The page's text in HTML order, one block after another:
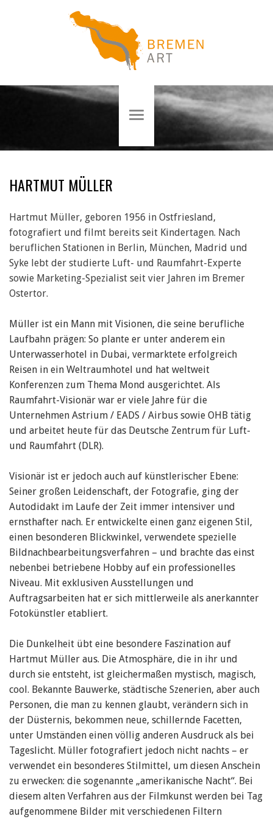
HARTMUT MÜLLER
Hartmut Müller, geboren 1956 in Ostfriesland,
fotografiert und filmt bereits seit Kindertagen. Nach
beruflichen Stationen in Berlin, München, Madrid und
Syke lebt der studierte Luft- und Raumfahrt-Experte
sowie Marketing-Spezialist seit vier Jahren im Bremer
Ostertor.
Müller ist ein Mann mit Visionen, die seine berufliche
Laufbahn prägen: So plante er unter anderem ein
Unterwasserhotel in Dubai, vermarktete erfolgreich
Reisen in ein Weltraumhotel und hat weltweit
Konferenzen zum Thema Mond ausgerichtet. Als
Raumfahrt-Visionär war er viele Jahre für die
Unternehmen Astrium / EADS / Airbus sowie OHB tätig
und arbeitet heute für das Deutsche Zentrum für Luft-
und Raumfahrt (DLR).
Visionär ist er jedoch auch auf künstlerischer Ebene:
Seiner großen Leidenschaft, der Fotografie, ging der
Autodidakt im Laufe der Zeit immer intensiver und
ernsthafter nach. Er entwickelte einen ganz eigenen Stil,
einen besonderen Blickwinkel, verwendete spezielle
Bildnachbearbeitungsverfahren – und brachte das einst
nebenbei betriebene Hobby auf ein professionelles
Niveau. Mit exklusiven Ausstellungen und
Auftragsarbeiten hat er sich mittlerweile als anerkannter
Fotokünstler etabliert.
Die Dunkelheit übt eine besondere Faszination auf
Hartmut Müller aus. Die Atmosphäre, die in ihr und
durch sie entsteht, ist gleichermaßen mystisch, magisch,
cool. Bekannte Bauwerke, städtische Szenerien, aber auch
Personen, die man zu kennen glaubt, verändern sich in
der Düsternis, bekommen neue, schillernde Facetten,
unter Umständen einen völlig anderen Ausdruck als bei
Tageslicht. Müller fotografiert jedoch nicht nachts – er
verwendet ein besonderes Stilmittel, um diesen Anschein
zu erwecken: die sogenannte „amerikanische Nacht“. Bei
diesem alten Verfahren aus der Filmkunst werden bei Tag
aufgenommene Bilder mit verschiedenen Filtern